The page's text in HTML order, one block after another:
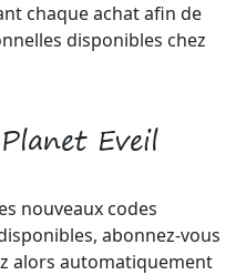
chaque achat afin de
disponibles chez
Eveil
nouveaux codes
abonnez-vous
alors automatiquement